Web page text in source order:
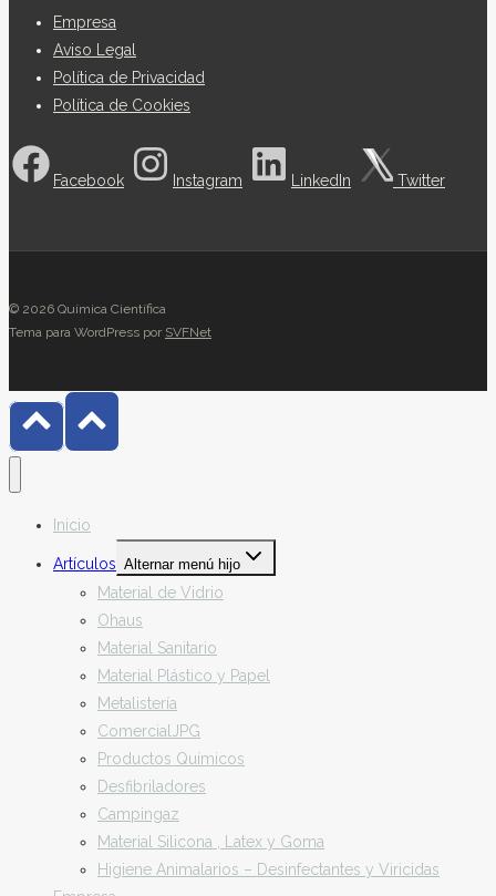
Empresa
Aviso Legal
Política de Privacidad
Política de Cookies
Facebook Instagram LinkedIn Twitter
© 2026 Química Científica
Tema para WordPress por SVFNet
Inicio
Artículos Alternar menú hijo
Material de Vidrio
Ohaus
Material Sanitario
Material Plástico y Papel
Metalistería
ComercialJPG
Productos Químicos
Desfibriladores
Campingaz
Material Silicona , Latex y Goma
Higiene Animalarios – Desinfectantes y Viricidas